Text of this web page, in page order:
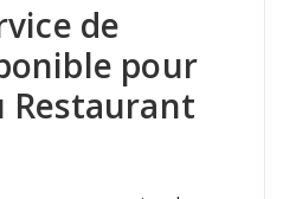
de
pour
Restaurant